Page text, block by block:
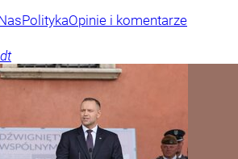
PolitykaOpinie i komentarze